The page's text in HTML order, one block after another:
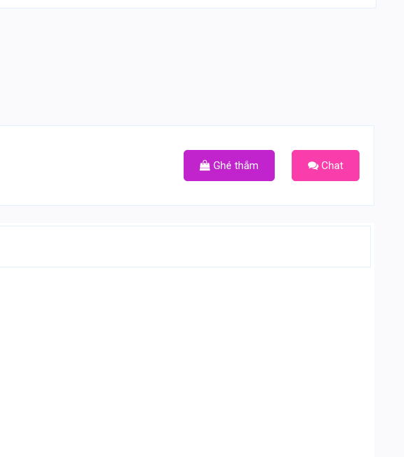
Ghé thắm Chat